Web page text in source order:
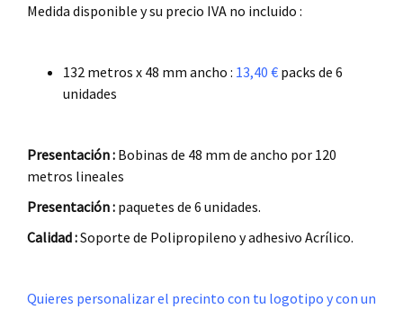
Medida disponible y su precio IVA no incluido :
132 metros x 48 mm ancho : 13,40 € packs de 6
unidades
Presentación : Bobinas de 48 mm de ancho por 120
metros lineales
Presentación : paquetes de 6 unidades.
Calidad :Soporte de Polipropileno y adhesivo Acrílico.
Quieres personalizar el precinto con tu logotipo y con un